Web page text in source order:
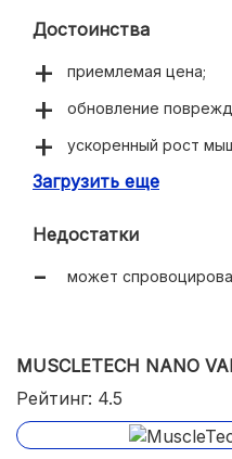
Достоинства
приемлемая цена;
обновление
ускоренный рост
хорошее
Загрузить еще
Недостатки
может
MUSCLETECH NANO
Рейтинг: 4.5